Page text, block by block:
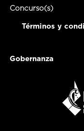
Concurso(s)
Términos y
Gobernanza